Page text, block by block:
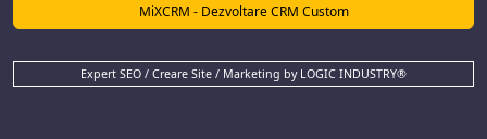
MiXCRM - Dezvoltare CRM Custom
Expert SEO / Creare Site / Marketing by LOGIC INDUSTRY®